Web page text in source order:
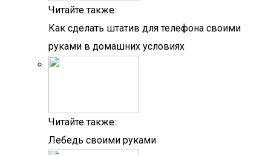
Читайте также:
Как сделать штатив для телефона своими
руками в домашних условиях
Читайте также:
Лебедь своими руками